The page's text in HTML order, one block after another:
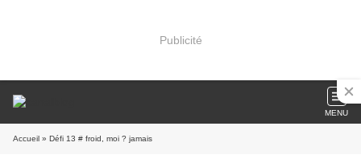
Publicité
MENU
Accueil » Défi 13 # froid, moi ? jamais